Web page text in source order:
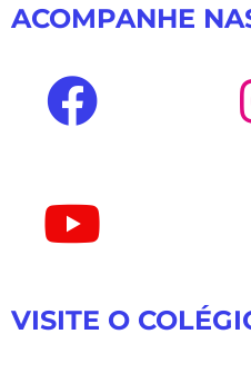
ACOMPANHE
VISITE O